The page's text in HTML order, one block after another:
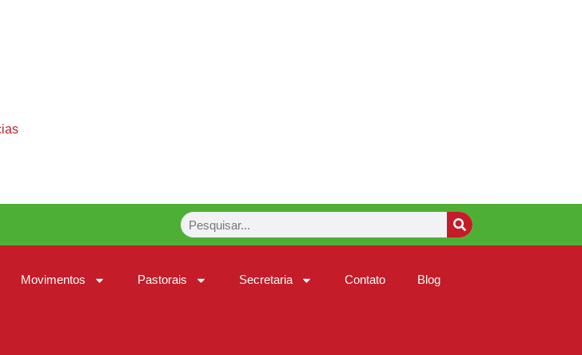
Movimentos Pastorais Secretaria Contato Blog